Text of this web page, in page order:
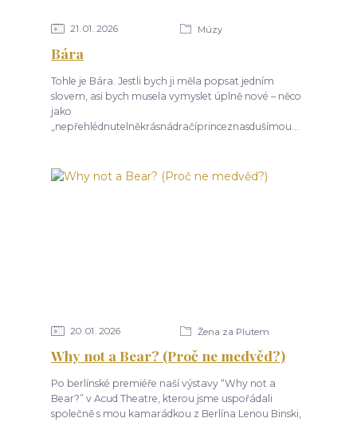
21 01 2026 Múzy
Bára
Tohle je Bára. Jestli bych ji měla popsat jedním
slovem, asi bych musela vymyslet úplně nové – něco
jako
„nepřehlédnutelněkrásnádračíprinceznasdušímou...
20 01 2026 Žena za Plutem
Why not a Bear? (Proč ne medvěd?)
Po berlínské premiéře naší výstavy “Why not a
Bear?” v Acud Theatre, kterou jsme uspořádali
společně s mou kamarádkou z Berlína Lenou Binski,